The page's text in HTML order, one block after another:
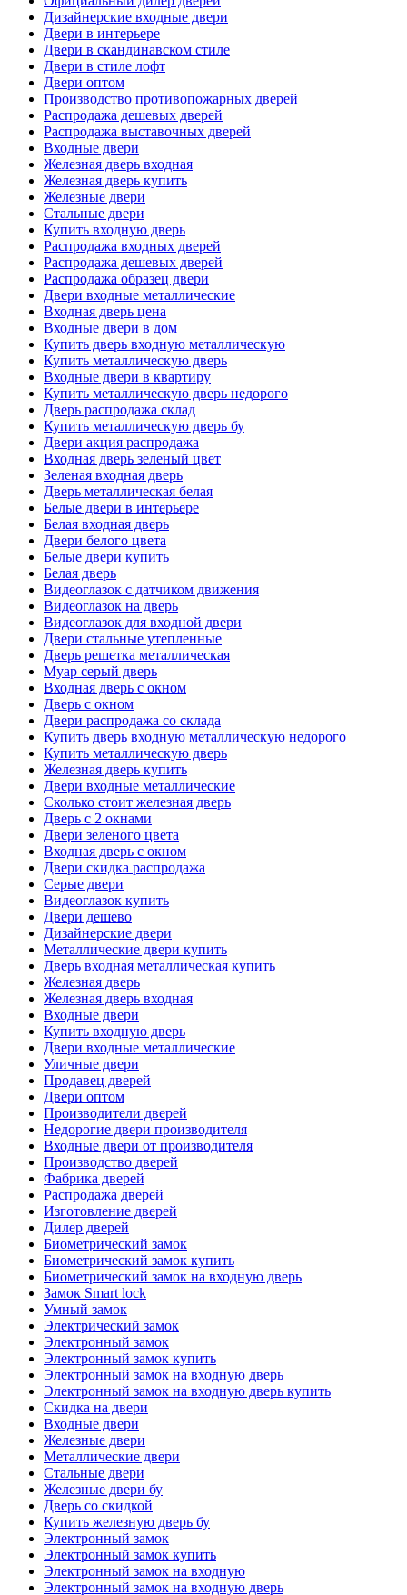
Дизайнерские входные двери
Двери в интерьере
Двери в скандинавском стиле
Двери в стиле лофт
Двери оптом
Производство противопожарных дверей
Распродажа дешевых дверей
Распродажа выставочных дверей
Входные двери
Железная дверь входная
Железная дверь купить
Железные двери
Стальные двери
Купить входную дверь
Распродажа входных дверей
Распродажа дешевых дверей
Распродажа образец двери
Двери входные металлические
Входная дверь цена
Входные двери в дом
Купить дверь входную металлическую
Купить металлическую дверь
Входные двери в квартиру
Купить металлическую дверь недорого
Дверь распродажа склад
Купить металлическую дверь бу
Двери акция распродажа
Входная дверь зеленый цвет
Зеленая входная дверь
Дверь металлическая белая
Белые двери в интерьере
Белая входная дверь
Двери белого цвета
Белые двери купить
Белая дверь
Видеоглазок с датчиком движения
Видеоглазок на дверь
Видеоглазок для входной двери
Двери стальные утепленные
Дверь решетка металлическая
Муар серый дверь
Входная дверь с окном
Дверь с окном
Двери распродажа со склада
Купить дверь входную металлическую недорого
Купить металлическую дверь
Железная дверь купить
Двери входные металлические
Сколько стоит железная дверь
Дверь с 2 окнами
Двери зеленого цвета
Входная дверь с окном
Двери скидка распродажа
Серые двери
Видеоглазок купить
Двери дешево
Дизайнерские двери
Металлические двери купить
Дверь входная металлическая купить
Железная дверь
Железная дверь входная
Входные двери
Купить входную дверь
Двери входные металлические
Уличные двери
Продавец дверей
Двери оптом
Производители дверей
Недорогие двери производителя
Входные двери от производителя
Производство дверей
Фабрика дверей
Распродажа дверей
Изготовление дверей
Дилер дверей
Биометрический замок
Биометрический замок купить
Биометрический замок на входную дверь
Замок Smart lock
Умный замок
Электрический замок
Электронный замок
Электронный замок купить
Электронный замок на входную дверь
Электронный замок на входную дверь купить
Скидка на двери
Входные двери
Железные двери
Металлические двери
Стальные двери
Железные двери бу
Дверь со скидкой
Купить железную дверь бу
Электронный замок
Электронный замок купить
Электронный замок на входную
Электронный замок на входную дверь